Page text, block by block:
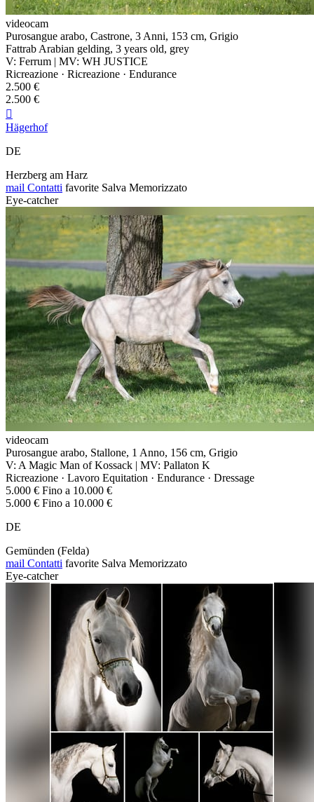
videocam
Purosangue arabo, Castrone, 3 Anni, 153 cm, Grigio
Fattrab Arabian gelding, 3 years old, grey
V: Ferrum | MV: WH JUSTICE
Ricreazione · Ricreazione · Endurance
2.500 €
2.500 €

Hägerhof
DE
Herzberg am Harz
mail Contatti favorite Salva Memorizzato
Eye-catcher
videocam
Purosangue arabo, Stallone, 1 Anno, 156 cm, Grigio
V: A Magic Man of Kossack | MV: Pallaton K
Ricreazione · Lavoro Equitation · Endurance · Dressage
5.000 € Fino a 10.000 €
5.000 € Fino a 10.000 €
DE
Gemünden (Felda)
mail Contatti favorite Salva Memorizzato
Eye-catcher